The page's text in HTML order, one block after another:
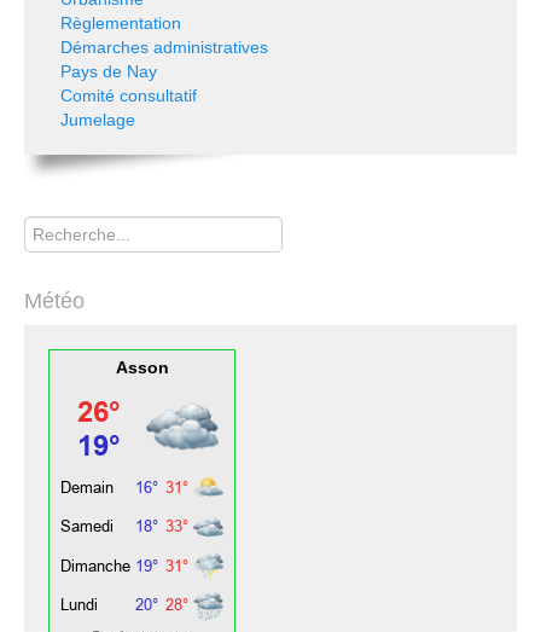
Règlementation
Démarches administratives
Pays de Nay
Comité consultatif
Jumelage
Rechercher
Météo
Asson